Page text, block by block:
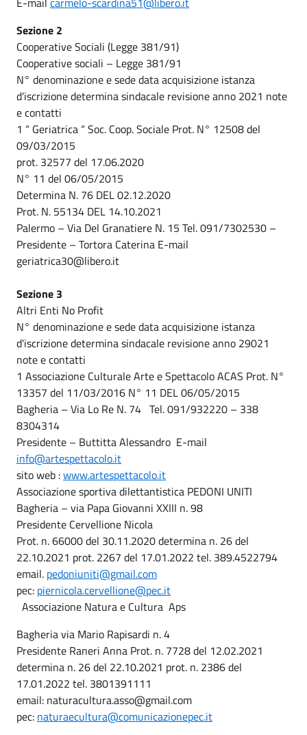
Sezione 2
Cooperative Sociali (Legge 381/91)
Cooperative sociali – Legge 381/91
N° denominazione e sede data acquisizione istanza
d'iscrizione determina sindacale revisione anno 2021 note
e contatti
1 “ Geriatrica “ Soc. Coop. Sociale Prot. N° 12508 del
09/03/2015
prot. 32577 del 17.06.2020
N° 11 del 06/05/2015
Determina N. 76 DEL 02.12.2020
Prot. N. 55134 DEL 14.10.2021
Palermo – Via Del Granatiere N. 15 Tel. 091/7302530 –
Presidente – Tortora Caterina E-mail
geriatrica30@libero.it
Sezione 3
Altri Enti No Profit
N° denominazione e sede data acquisizione istanza
d'iscrizione determina sindacale revisione anno 29021
note e contatti
1 Associazione Culturale Arte e Spettacolo ACAS Prot. N°
13357 del 11/03/2016 N° 11 DEL 06/05/2015
Bagheria – Via Lo Re N. 74 Tel. 091/932220 – 338
8304314
Presidente – Buttitta Alessandro E-mail
info@artespettacolo.it
sito web :www.artespettacolo.it
Associazione sportiva dilettantistica PEDONI UNITI
Bagheria – via Papa Giovanni XXIII n. 98
Presidente Cervellione Nicola
Prot. n. 66000 del 30.11.2020 determina n. 26 del
22.10.2021 prot. 2267 del 17.01.2022 tel. 389.4522794
email. pedoniuniti@gmail.com
pec: piernicola.cervellione@pec.it
Associazione Natura e Cultura Aps
Bagheria via Mario Rapisardi n. 4
Presidente Raneri Anna Prot. n. 7728 del 12.02.2021
determina n. 26 del 22.10.2021 prot. n. 2386 del
17.01.2022 tel. 3801391111
email: naturacultura.asso@gmail.com
pec: naturaecultura@comunicazionepec.it